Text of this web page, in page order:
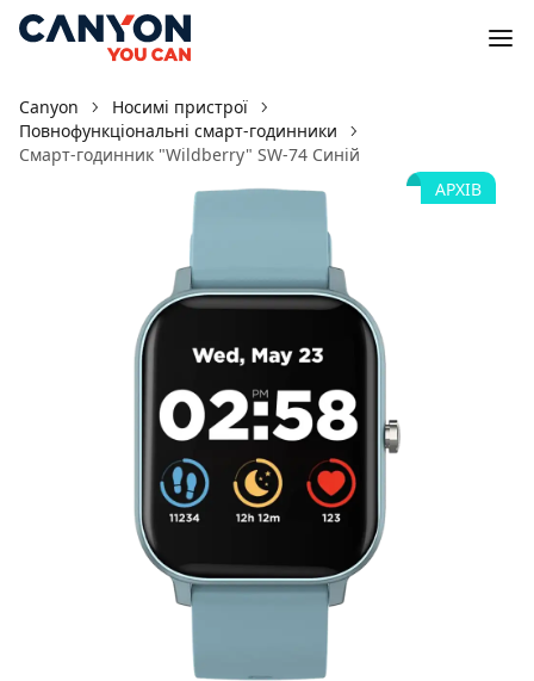
Canyon
Носимі пристрої
Повнофункціональні смарт-годинники
Смарт-годинник "Wildberry" SW-74 Синій
АРХІВ